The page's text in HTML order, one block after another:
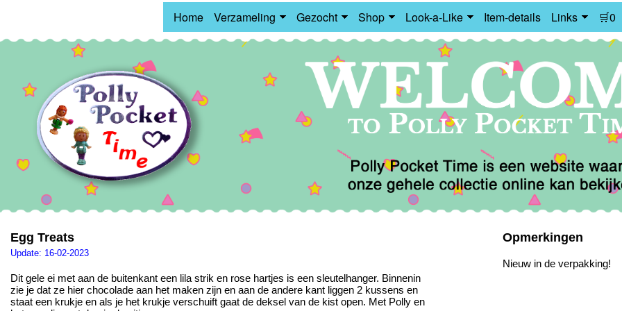
Home Verzameling Gezocht Shop Look-a-Like Item-details Links 🛒0
Egg Treats
Update: 16-02-2023
Dit gele ei met aan de buitenkant een lila strik en rose hartjes is een sleutelhanger. Binnenin
zie je dat ze hier chocolade aan het maken zijn en aan de andere kant liggen 2 kussens en
staat een krukje en als je het krukje verschuift gaat de deksel van de kist open. Met Polly en
Opmerkingen
Nieuw in de verpakking!